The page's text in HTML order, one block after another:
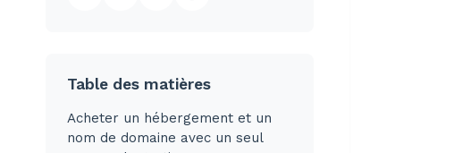
Table des matières
Acheter un hébergement et un
nom de domaine avec un seul